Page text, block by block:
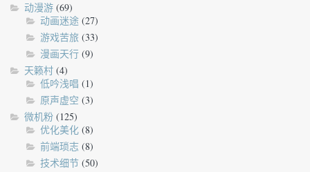
动漫游 (69)
动画迷途 (27)
游戏苦旅 (33)
漫画天行 (9)
天籁村 (4)
低吟浅唱 (1)
原声虚空 (3)
微机粉 (125)
优化美化 (8)
前端琐志 (8)
技术细节 (50)